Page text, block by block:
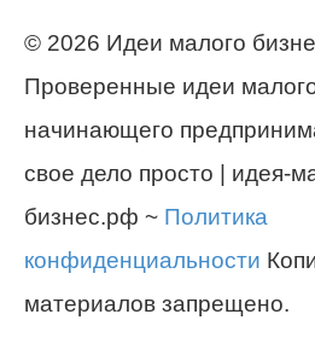
© 2026 Идеи малого
Проверенные идеи
начинающего
свое дело просто | идея-
бизнес.рф ~ Политика
конфиденциальности
материалов запрещено.